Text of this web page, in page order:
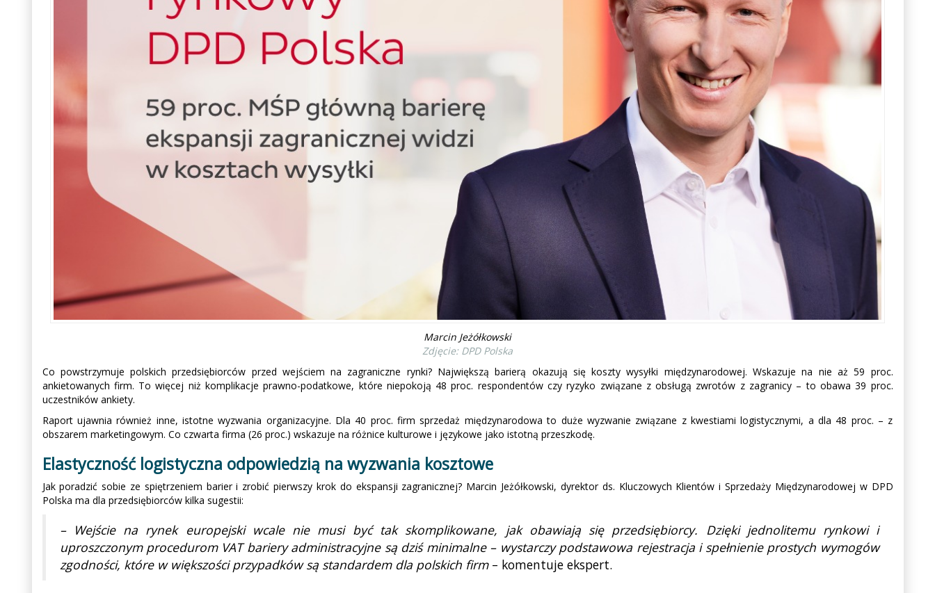
Marcin Jeżółkowski
Zdjęcie: DPD Polska
Co powstrzymuje polskich przedsiębiorców przed wejściem na zagraniczne rynki? Największą barierą okazują się koszty wysyłki międzynarodowej. Wskazuje na nie aż 59 proc.
ankietowanych firm. To więcej niż komplikacje prawno-podatkowe, które niepokoją 48 proc. respondentów czy ryzyko związane z obsługą zwrotów z zagranicy – to obawa 39 proc.
uczestników ankiety.
Raport ujawnia również inne, istotne wyzwania organizacyjne. Dla 40 proc. firm sprzedaż międzynarodowa to duże wyzwanie związane z kwestiami logistycznymi, a dla 48 proc. – z
obszarem marketingowym. Co czwarta firma (26 proc.) wskazuje na różnice kulturowe i językowe jako istotną przeszkodę.
Elastyczność logistyczna odpowiedzią na wyzwania kosztowe
Jak poradzić sobie ze spiętrzeniem barier i zrobić pierwszy krok do ekspansji zagranicznej? Marcin Jeżółkowski, dyrektor ds. Kluczowych Klientów i Sprzedaży Międzynarodowej w DPD
Polska ma dla przedsiębiorców kilka sugestii:
– Wejście na rynek europejski wcale nie musi być tak skomplikowane, jak obawiają się przedsiębiorcy. Dzięki jednolitemu rynkowi i
uproszczonym procedurom VAT bariery administracyjne są dziś minimalne – wystarczy podstawowa rejestracja i spełnienie prostych wymogów
zgodności, które w większości przypadków są standardem dla polskich firm– komentuje ekspert.